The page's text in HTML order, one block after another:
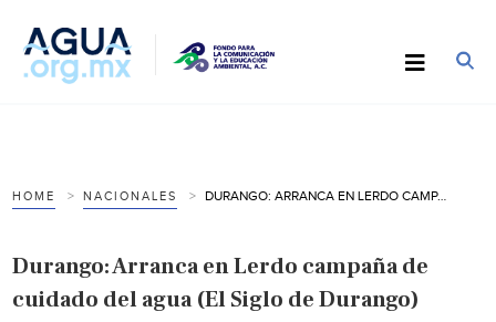
HOME NACIONALES DURANGO: ARRANCA EN LERDO CAMPAÑA DE CUIDADO DEL AGUA (EL SIGLO DE DURANGO)
Durango: Arranca en Lerdo campaña de
cuidado del agua (El Siglo de Durango)